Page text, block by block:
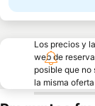
Los precios y
web de
posible que no
la misma